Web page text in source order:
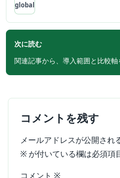
global
次に読む
関連記事から、導入範囲と比較軸
コメントを残す
メールアドレスが公開され
※ が付いている欄は必須項
コメント ※